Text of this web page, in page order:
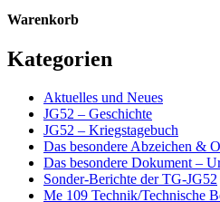
Warenkorb
Kategorien
Aktuelles und Neues
JG52 – Geschichte
JG52 – Kriegstagebuch
Das besondere Abzeichen &
Das besondere Dokument –
Sonder-Berichte der TG-JG52
Me 109 Technik/Technische